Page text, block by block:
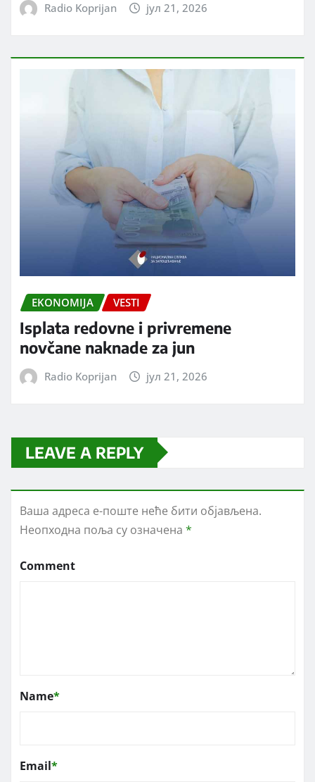
Radio Koprijan јул 21, 2026
EKONOMIJA VESTI
Isplata redovne i privremene
novčane naknade za jun
Radio Koprijan јул 21, 2026
LEAVE A REPLY
Ваша адреса е-поште неће бити објављена.
Неопходна поља су означена *
Comment
Name*
Email*